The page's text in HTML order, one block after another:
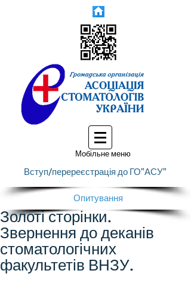
Мобільне меню
Вступ/перереєстрація до ГО"АСУ"
Опитування
Золоті сторінки.
Звернення до деканів
стоматологічних
факультетів ВНЗУ.